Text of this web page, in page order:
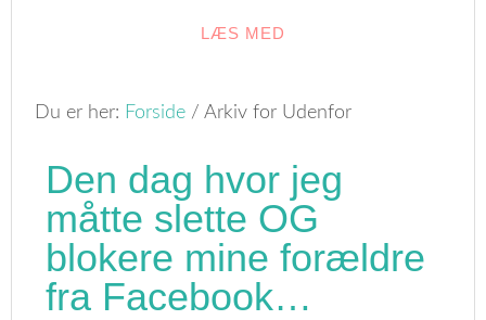
LÆS MED
Du er her: Forside / Arkiv for Udenfor
Den dag hvor jeg
måtte slette OG
blokere mine forældre
fra Facebook…